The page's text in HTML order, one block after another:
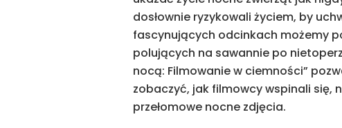
dosłownie ryzykowali życiem, by
fascynujących odcinkach możemy
polujących na sawannie po
nocą: Filmowanie w ciemności”
zobaczyć, jak filmowcy wspinali się,
przełomowe nocne zdjęcia.